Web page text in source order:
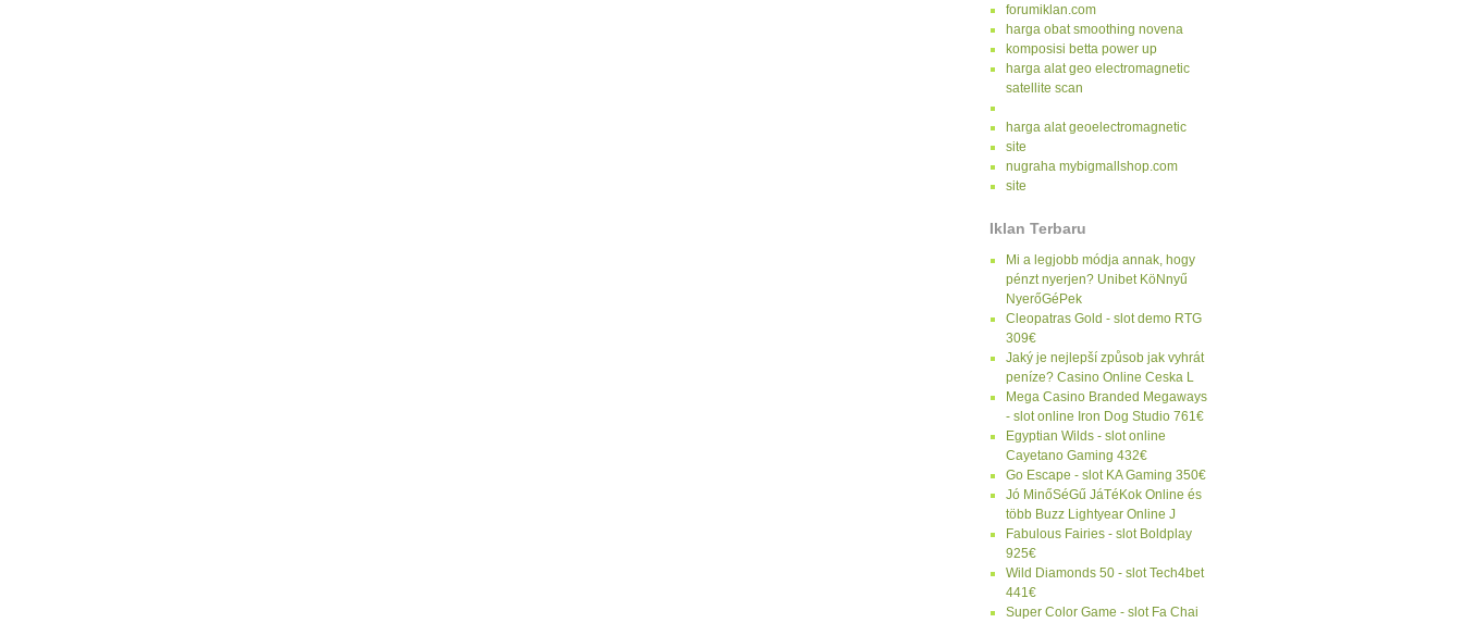
forumiklan.com
harga obat smoothing novena
komposisi betta power up
harga alat geo electromagnetic
satellite scan
harga alat geoelectromagnetic
site
nugraha mybigmallshop.com
site
Iklan Terbaru
Mi a legjobb módja annak, hogy
pénzt nyerjen? Unibet KöNnyű
NyerőGéPek
Cleopatras Gold - slot demo RTG
309€
Jaký je nejlepší způsob jak vyhrát
peníze? Casino Online Ceska L
Mega Casino Branded Megaways
- slot online Iron Dog Studio 761€
Egyptian Wilds - slot online
Cayetano Gaming 432€
Go Escape - slot KA Gaming 350€
Jó MinőSéGű JáTéKok Online és
több Buzz Lightyear Online J
Fabulous Fairies - slot Boldplay
925€
Wild Diamonds 50 - slot Tech4bet
441€
Super Color Game - slot Fa Chai